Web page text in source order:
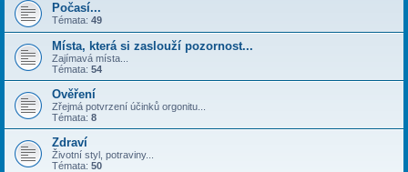
Počasí...
Témata: 49
Místa, která si zaslouží pozornost...
Zajímavá místa...
Témata: 54
Ověření
Zřejmá potvrzení účinků orgonitu...
Témata: 8
Zdraví
Životní styl, potraviny...
Témata: 50